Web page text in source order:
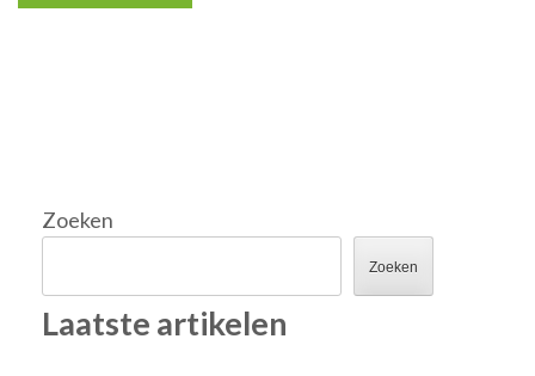
Zoeken
Zoeken
Laatste artikelen